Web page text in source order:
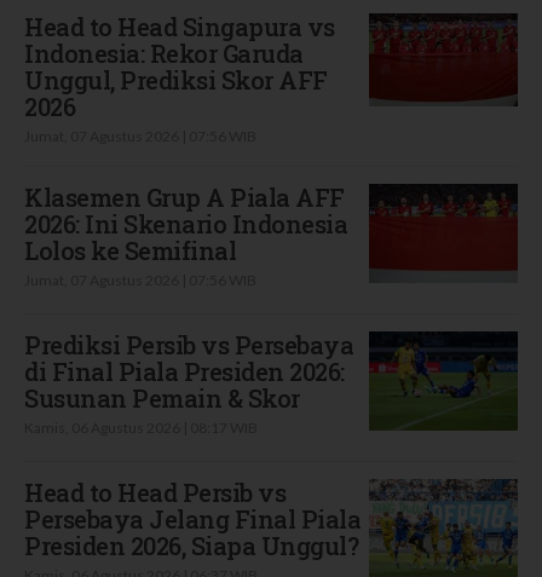
Head to Head Singapura vs
Indonesia: Rekor Garuda
Unggul, Prediksi Skor AFF
2026
Klasemen Grup A Piala AFF
2026: Ini Skenario Indonesia
Lolos ke Semifinal
Prediksi Persib vs Persebaya
di Final Piala Presiden 2026:
Susunan Pemain & Skor
Head to Head Persib vs
Persebaya Jelang Final Piala
Presiden 2026, Siapa Unggul?